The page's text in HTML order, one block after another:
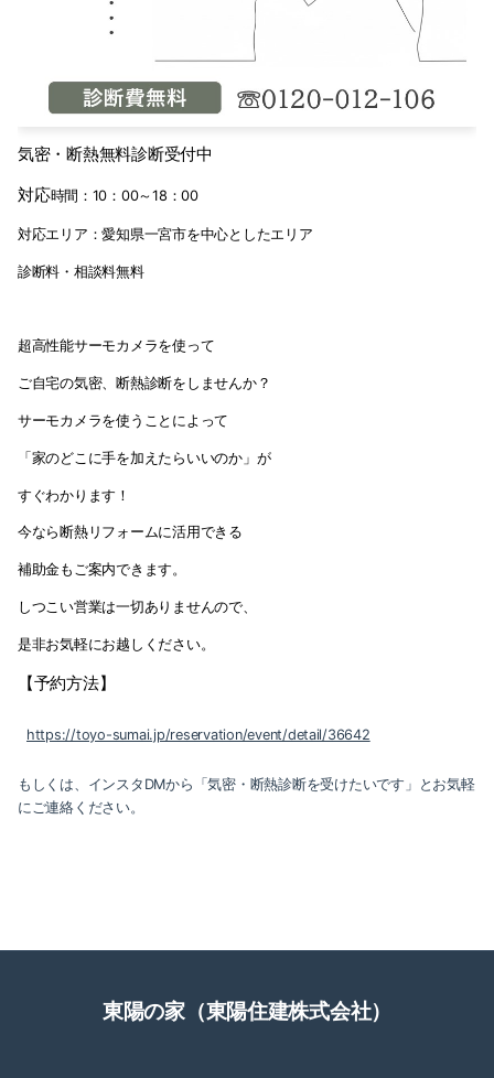
気密・断熱無料診断受付中
対応時間： 10 ： 00～18 ：00
対応エリア：愛知県一宮市を中心としたエリア
診断料・相談料無料
超高性能サーモカメラを使って
ご自宅の気密、断熱診断をしませんか？
サーモカメラを使うことによって
「家のどこに手を加えたらいいのか」が
すぐわかります！
今なら断熱リフォームに活用できる
補助金もご案内できます。
しつこい営業は一切ありませんので、
是非お気軽にお越しください。
【予約方法】
https://toyo-sumai.jp/reservation/event/detail/36642
もしくは、インスタDMから「気密・断熱診断を受けたいです」とお気軽
にご連絡ください。
東陽の家（東陽住建株式会社）